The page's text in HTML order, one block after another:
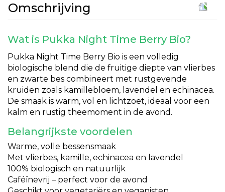
Omschrijving
Wat is Pukka Night Time Berry Bio?
Pukka Night Time Berry Bio is een volledig
biologische blend die de fruitige diepte van vlierbes
en zwarte bes combineert met rustgevende
kruiden zoals kamillebloem, lavendel en echinacea.
De smaak is warm, vol en lichtzoet, ideaal voor een
kalm en rustig theemoment in de avond.
Belangrijkste voordelen
Warme, volle bessensmaak
Met vlierbes, kamille, echinacea en lavendel
100% biologisch en natuurlijk
Caféïnevrij – perfect voor de avond